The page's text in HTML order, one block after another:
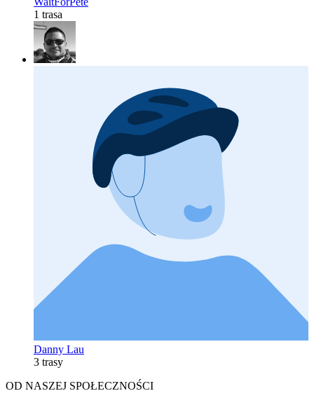
1 trasa
Danny Lau
3 trasy
OD NASZEJ SPOŁECZNOŚCI